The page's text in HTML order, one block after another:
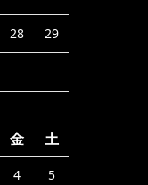
28 29
金 土
4 5